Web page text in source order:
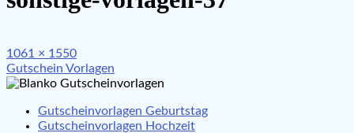
Full
size
1061 × 1550
Beitragsnavigation
Gutschein Vorlagen
Gutscheinvorlagen Geburtstag
Gutscheinvorlagen Hochzeit